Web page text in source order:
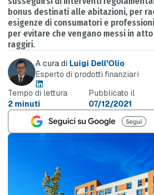
bonus destinati alle abitazioni, per
esigenze di consumatori e
per evitare che vengano messi in
raggiri.
A cura di Luigi Dell'Olio
Esperto di prodotti finanziari
Tempo di lettura
2 minuti
Pubblicato il
07/12/2021